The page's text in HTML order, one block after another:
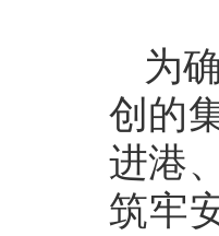
为
创的
进港
筑牢